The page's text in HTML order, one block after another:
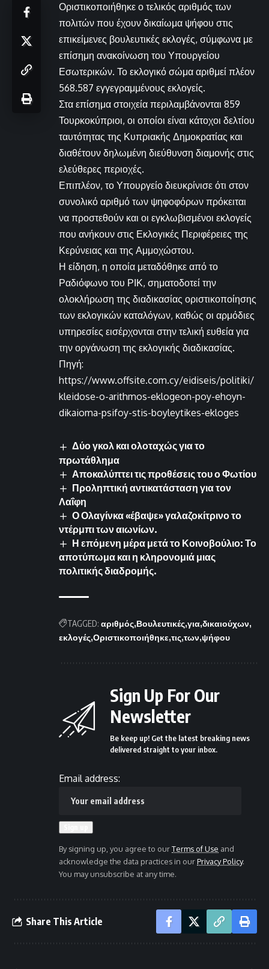
Οριστικοποιήθηκε ο τελικός αριθμός των
πολιτών που έχουν δικαίωμα ψήφου στις
επικείμενες βουλευτικές εκλογές, σύμφωνα με
επίσημη ανακοίνωση του Υπουργείου
Εσωτερικών. Το εκλογικό σώμα αριθμεί πλέον
568.587 εγγεγραμμένους εκλογείς.
Στα επίσημα στοιχεία περιλαμβάνονται 859
Τουρκοκύπριοι, οι οποίοι είναι κάτοχοι δελτίου
ταυτότητας της Κυπριακής Δημοκρατίας και
διαθέτουν δηλωμένη διεύθυνση διαμονής στις
ελεύθερες περιοχές.
Επιπλέον, το Υπουργείο διευκρίνισε ότι στον
συνολικό αριθμό των ψηφοφόρων πρόκειται
να προστεθούν και οι εγκλωβισμένοι εκλογείς
που ανήκουν στις Εκλογικές Περιφέρειες της
Κερύνειας και της Αμμοχώστου.
Η είδηση, η οποία μεταδόθηκε από το
Ραδιόφωνο του ΡΙΚ, σηματοδοτεί την
ολοκλήρωση της διαδικασίας οριστικοποίησης
των εκλογικών καταλόγων, καθώς οι αρμόδιες
υπηρεσίες εισέρχονται στην τελική ευθεία για
την οργάνωση της εκλογικής διαδικασίας.
Πηγή:
https://www.offsite.com.cy/eidiseis/politiki/
kleidose-o-arithmos-eklogeon-poy-ehoyn-
dikaioma-psifoy-stis-boyleytikes-ekloges
Δύο γκολ και ολοταχώς για το
πρωτάθλημα
Αποκαλύπτει τις προθέσεις του ο Φωτίου
Προληπτική αντικατάσταση για τον
Λαΐφη
Ο Ολαγίνκα «έβαψε» γαλαζοκίτρινο το
ντέρμπι των αιωνίων.
Η επόμενη μέρα μετά το Κοινοβούλιο: Το
αποτύπωμα και η κληρονομιά μιας
πολιτικής διαδρομής.
TAGGED: αριθμός Βουλευτικές για δικαιούχων
εκλογές Οριστικοποιήθηκε τις των ψήφου
Sign Up For Our
Newsletter
Be keep up! Get the latest breaking news
delivered straight to your inbox.
Email address:
By signing up, you agree to ourTerms of Use and
acknowledge the data practices in ourPrivacy Policy.
You may unsubscribe at any time.
Share This Article